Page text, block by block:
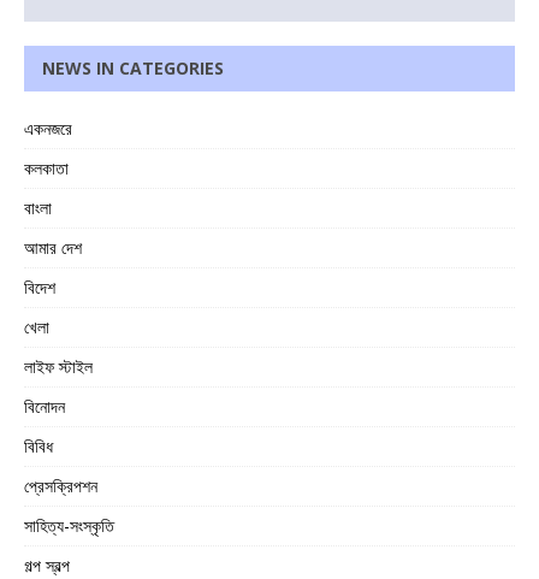
NEWS IN CATEGORIES
একনজরে
কলকাতা
বাংলা
আমার দেশ
বিদেশ
খেলা
লাইফ স্টাইল
বিনোদন
বিবিধ
প্রেসক্রিপশন
সাহিত্য-সংস্কৃতি
গল্প স্বল্প